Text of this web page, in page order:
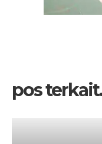
pos